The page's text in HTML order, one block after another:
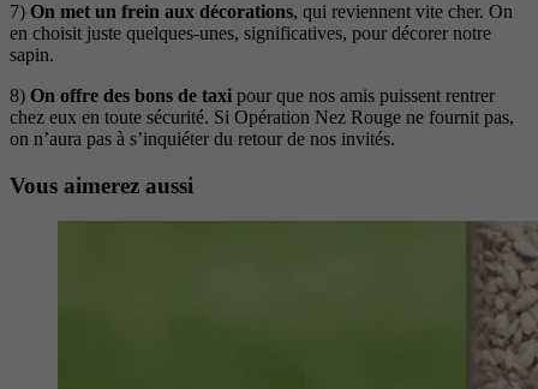
7) On met un frein aux décorations, qui reviennent vite cher. On
en choisit juste quelques-unes, significatives, pour décorer notre
sapin.
8) On offre des bons de taxi pour que nos amis puissent rentrer
chez eux en toute sécurité. Si Opération Nez Rouge ne fournit pas,
on n’aura pas à s’inquiéter du retour de nos invités.
Vous aimerez aussi